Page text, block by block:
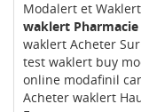
Modalert et
waklert
waklert Acheter
test waklert buy
online modafinil
Acheter waklert